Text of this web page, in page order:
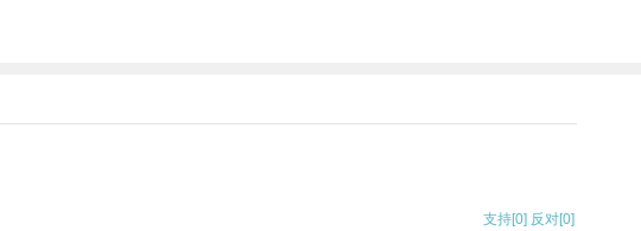
支持[0] 反对[0]